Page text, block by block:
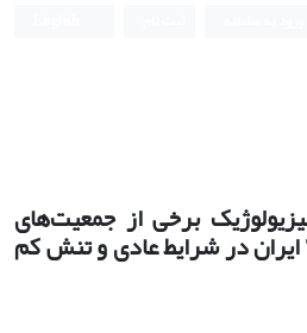
برخی از جمعیت‌های
گونه Triticum urartu ایران در شرایط عادی و تنش کم